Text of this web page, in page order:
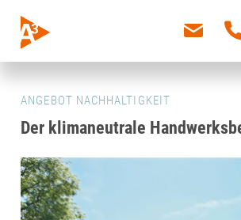
ANGEBOT NACHHALTIGKEIT
Der klimaneutrale